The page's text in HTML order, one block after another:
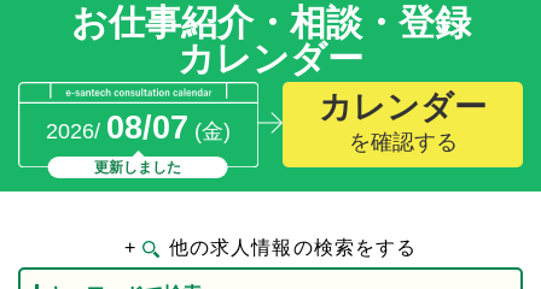
お仕事紹介・相談・登録
カレンダー
2026/ 08/07 (金)
更新しました
カレンダー
を確認する
+ 他の求人情報の検索をする